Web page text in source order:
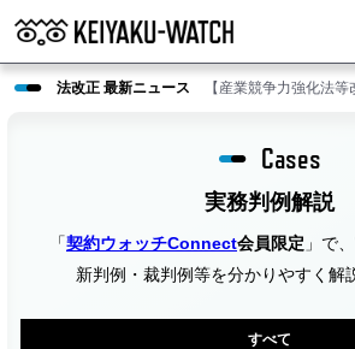
法改正 最新ニュース 【産業競争力強化法
実務判例解説
Cases
「契約ウォッチConnect会員限定 」で
新判例・裁判例等を分かりやすく解
すべて